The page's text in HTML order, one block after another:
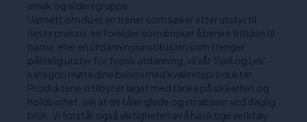
smak og aldersgruppe.
Uansett om du er en trener som søker etter utstyr til
neste praksis, en forelder som ønsker å berike fritiden til
barna, eller en utdanningsinstitusjon som trenger
pålitelig utstyr for fysisk utdanning, vil vår 'Spill og Lek'
kategori møte dine behov med kvalitetsprodukter.
Produktene vi tilbyr er laget med tanke på sikkerhet og
holdbarhet, slik at de tåler glede og strabaser ved daglig
bruk. Vi forstår også viktigheten av å ha riktige verktøy